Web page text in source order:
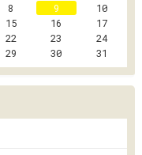
8 9
10
15 16
17
22 23
24
29 30 31